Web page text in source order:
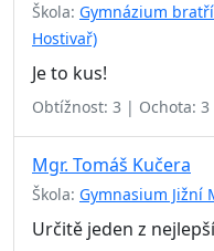
Škola: Gymnázium bratří
Hostivař)
Je to kus!
Obtížnost: 3 | Ochota: 3
Mgr. Tomáš Kučera
Škola: Gymnasium Jižní
Určitě jeden z